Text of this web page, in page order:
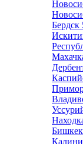
Бердск
Бишкек